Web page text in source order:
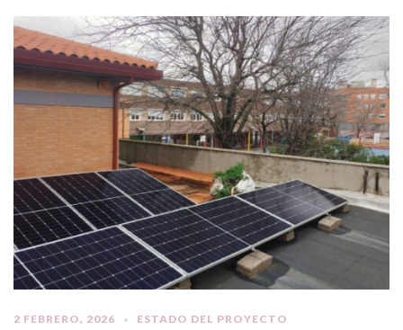
2 FEBRERO, 2026 ESTADO DEL PROYECTO